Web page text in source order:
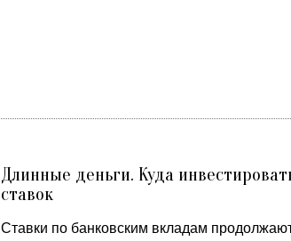
Длинные деньги. Куда
ставок
Ставки по банковским вкладам